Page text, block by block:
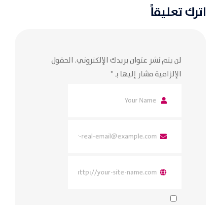
اترك تعليقاً
لن يتم نشر عنوان بريدك الإلكتروني. الحقول
الإلزامية مشار إليها بـ*